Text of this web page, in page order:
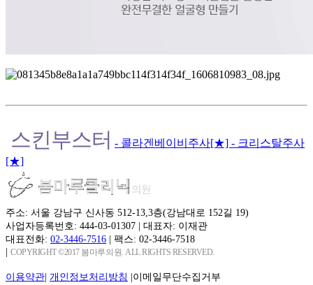
스킨부스터 - 콜라겐베이비주사[★] - 크리스탈주사
[★]
주소: 서울 강남구 신사동 512-13,3층(강남대로 152길 19)
사업자등록번호: 444-03-01307 | 대표자: 이재관
대표전화: 02-3446-7516 | 팩스: 02-3446-7518
| COPYRIGHT ©2017 봄마루의원. ALL RIGHTS RESERVED.
이용약관| 개인정보처리방침 |이메일무단수집거부